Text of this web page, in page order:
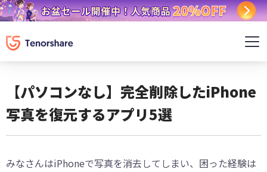
【パソコンなし】完全削除したiPhone
写真を復元するアプリ5選
みなさんはiPhoneで写真を消去してしまい、困った経験は